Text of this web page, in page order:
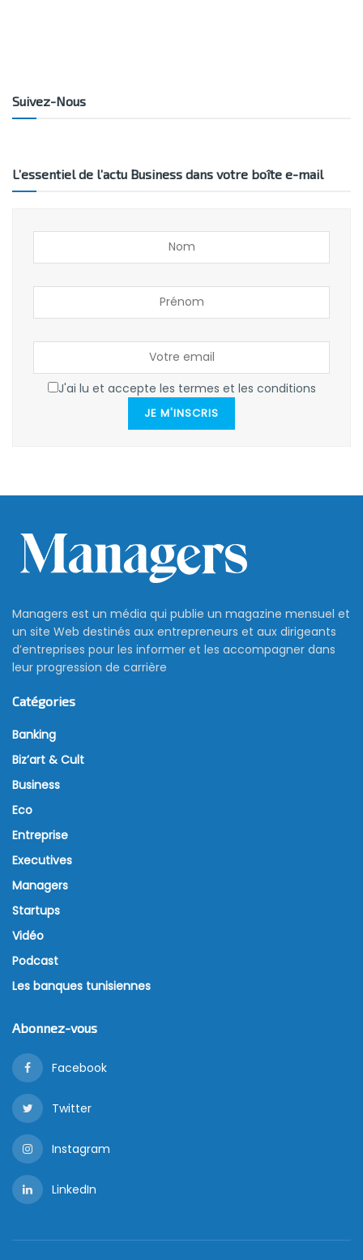
Suivez-Nous
L’essentiel de l’actu Business dans votre boîte e-mail
J'ai lu et accepte les termes et les conditions
JE M'INSCRIS
Managers est un média qui publie un magazine mensuel et
un site Web destinés aux entrepreneurs et aux dirigeants
d’entreprises pour les informer et les accompagner dans
leur progression de carrière
Catégories
Banking
Biz’art & Cult
Business
Eco
Entreprise
Executives
Managers
Startups
Vidéo
Podcast
Les banques tunisiennes
Abonnez-vous
Facebook
Twitter
Instagram
LinkedIn